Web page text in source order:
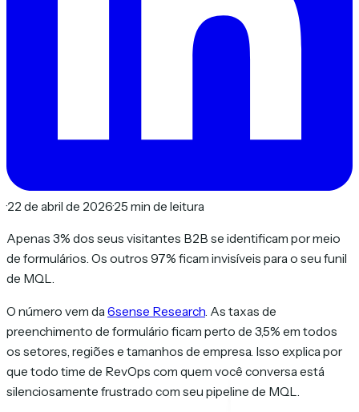
·22 de abril de 2026·25 min de leitura
Apenas 3% dos seus visitantes B2B se identificam por meio
de formulários. Os outros 97% ficam invisíveis para o seu funil
de MQL.
O número vem da 6sense Research . As taxas de
preenchimento de formulário ficam perto de 3,5% em todos
os setores, regiões e tamanhos de empresa. Isso explica por
que todo time de RevOps com quem você conversa está
silenciosamente frustrado com seu pipeline de MQL.